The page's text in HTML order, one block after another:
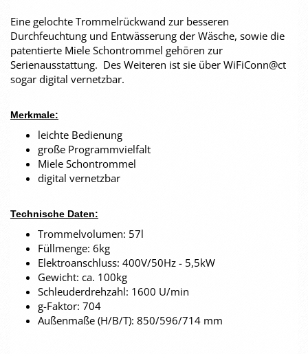
Eine gelochte Trommelrückwand zur besseren
Durchfeuchtung und Entwässerung der Wäsche, sowie die
patentierte Miele Schontrommel gehören zur
Serienausstattung. Des Weiteren ist sie über WiFiConn@ct
sogar digital vernetzbar.
Merkmale:
leichte Bedienung
große Programmvielfalt
Miele Schontrommel
digital vernetzbar
Technische Daten:
Trommelvolumen: 57l
Füllmenge: 6kg
Elektroanschluss: 400V/50Hz - 5,5kW
Gewicht: ca. 100kg
Schleuderdrehzahl: 1600 U/min
g-Faktor: 704
Außenmaße (H/B/T): 850/596/714 mm